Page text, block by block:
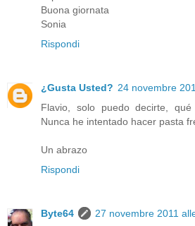
Buona giornata
Sonia
Rispondi
¿Gusta Usted? 24 novembre
Flavio, solo puedo decirte,
Nunca he intentado hacer pasta
Un abrazo
Rispondi
Byte64
27 novembre 2011